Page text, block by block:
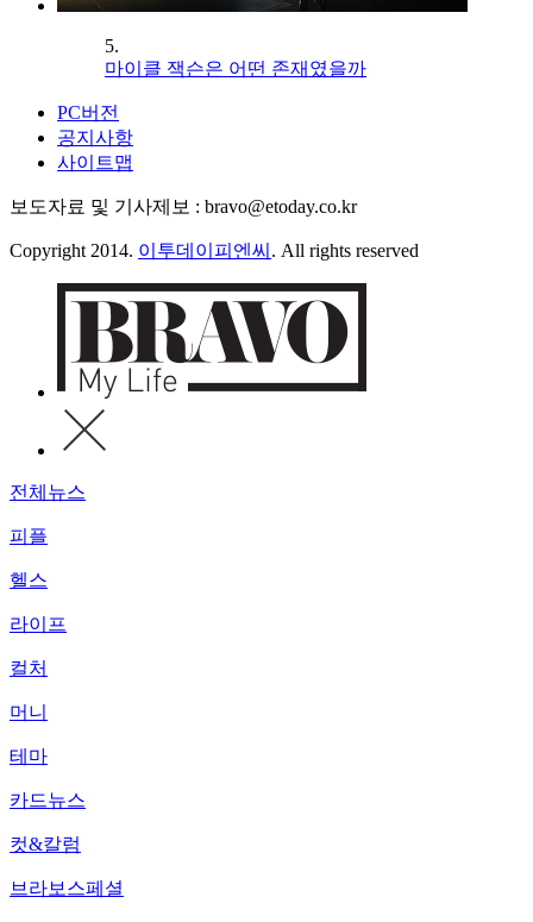
5.
마이클 잭슨은 어떤 존재였을까
PC버전
공지사항
사이트맵
보도자료 및 기사제보 : bravo@etoday.co.kr
Copyright 2014. 이투데이피엔씨 . All rights reserved
전체뉴스
피플
헬스
라이프
컬처
머니
테마
카드뉴스
컷&칼럼
브라보스페셜